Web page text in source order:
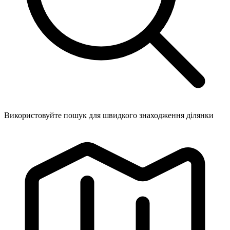
Використовуйте пошук для швидкого знаходження ділянки